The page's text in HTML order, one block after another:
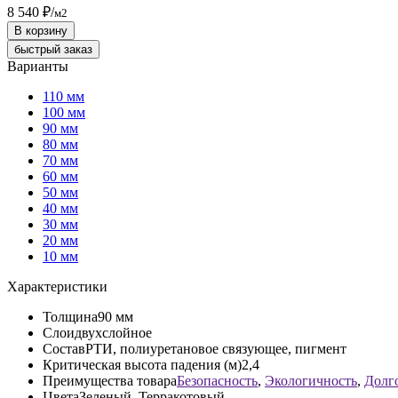
8 540 ₽/м2
В корзину
быстрый заказ
Варианты
110 мм
100 мм
90 мм
80 мм
70 мм
60 мм
50 мм
40 мм
30 мм
20 мм
10 мм
Характеристики
Толщина90 мм
Слоидвухслойное
СоставРТИ, полиуретановое связующее, пигмент
Критическая высота падения (м)2,4
Преимущества товараБезопасность, Экологичность,